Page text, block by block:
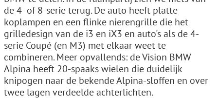
de 4- of 8-serie terug. De auto heeft platte
koplampen en een flinke nierengrille die het
grilledesign van de i3 en iX3 en auto's als de 4-
serie Coupé (en M3) met elkaar weet te
combineren. Meer opvallends: de Vision BMW
Alpina heeft 20-spaaks wielen die duidelijk
knipogen naar de bekende Alpina-sloffen en over
twee lagen verdeelde achterlichten.